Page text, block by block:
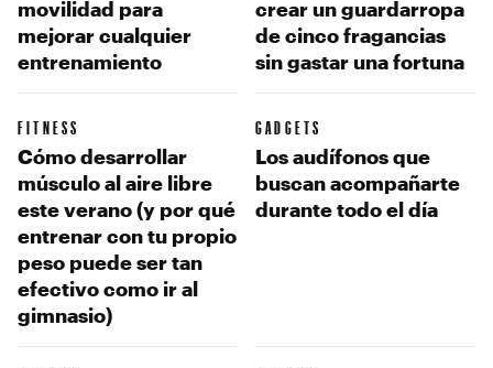
movilidad para
mejorar cualquier
entrenamiento
crear un guardarropa
de cinco fragancias
sin gastar una fortuna
FITNESS
Cómo desarrollar
músculo al aire libre
este verano (y por qué
entrenar con tu propio
peso puede ser tan
efectivo como ir al
gimnasio)
GADGETS
Los audífonos que
buscan acompañarte
durante todo el día